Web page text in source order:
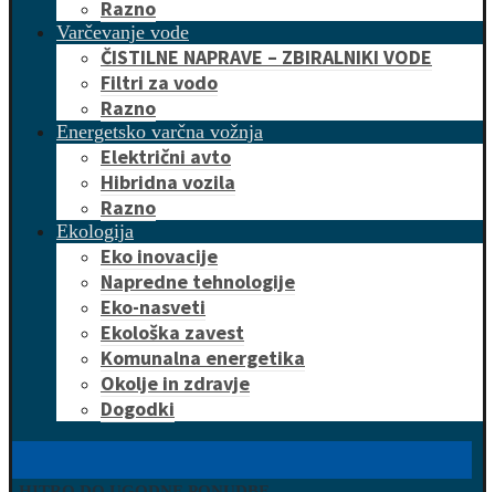
Razno
Varčevanje vode
ČISTILNE NAPRAVE – ZBIRALNIKI VODE
Filtri za vodo
Razno
Energetsko varčna vožnja
Električni avto
Hibridna vozila
Razno
Ekologija
Eko inovacije
Napredne tehnologije
Eko-nasveti
Ekološka zavest
Komunalna energetika
Okolje in zdravje
Dogodki